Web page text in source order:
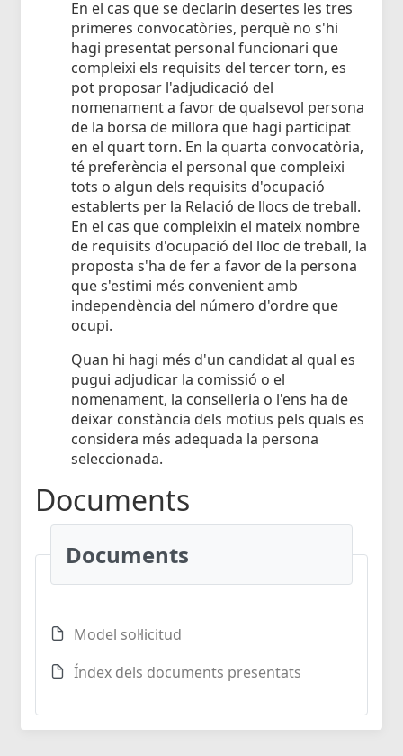
En el cas que se declarin desertes les tres
primeres convocatòries, perquè no s'hi
hagi presentat personal funcionari que
compleixi els requisits del tercer torn, es
pot proposar l'adjudicació del
nomenament a favor de qualsevol persona
de la borsa de millora que hagi participat
en el quart torn. En la quarta convocatòria,
té preferència el personal que compleixi
tots o algun dels requisits d'ocupació
establerts per la Relació de llocs de treball.
En el cas que compleixin el mateix nombre
de requisits d'ocupació del lloc de treball, la
proposta s'ha de fer a favor de la persona
que s'estimi més convenient amb
independència del número d'ordre que
ocupi.
Quan hi hagi més d'un candidat al qual es
pugui adjudicar la comissió o el
nomenament, la conselleria o l'ens ha de
deixar constància dels motius pels quals es
considera més adequada la persona
seleccionada.
Documents
Documents
Model sol·licitud
Índex dels documents presentats